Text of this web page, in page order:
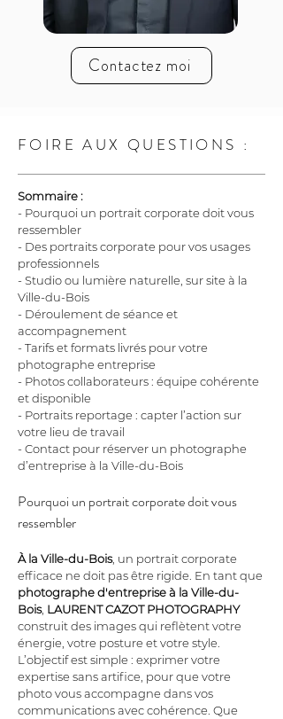
Contactez moi
FOIRE AUX QUESTIONS :
Sommaire :
- Pourquoi un portrait corporate doit vous
ressembler
- Des portraits corporate pour vos usages
professionnels
- Studio ou lumière naturelle, sur site à la
Ville-du-Bois
- Déroulement de séance et
accompagnement
- Tarifs et formats livrés pour votre
photographe entreprise
- Photos collaborateurs : équipe cohérente
et disponible
- Portraits reportage : capter l’action sur
votre lieu de travail
- Contact pour réserver un photographe
d’entreprise à la Ville-du-Bois
Pourquoi un portrait corporate doit vous
ressembler
À la Ville-du-Bois, un portrait corporate
efficace ne doit pas être rigide. En tant que
photographe d'entreprise à la Ville-du-
Bois, LAURENT CAZOT PHOTOGRAPHY
construit des images qui reflètent votre
énergie, votre posture et votre style.
L’objectif est simple : exprimer votre
expertise sans artifice, pour que votre
photo vous accompagne dans vos
communications avec cohérence. Que